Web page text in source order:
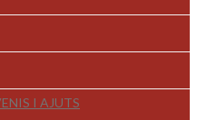
I AJUTS